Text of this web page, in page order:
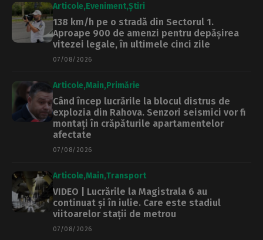
Articole Eveniment Știri
138 km/h pe o stradă din Sectorul 1.
Aproape 900 de amenzi pentru depășirea
vitezei legale, în ultimele cinci zile
07/08/2026
Articole Main Primărie
Când încep lucrările la blocul distrus de
explozia din Rahova. Senzori seismici vor fi
montați în crăpăturile apartamentelor
afectate
07/08/2026
Articole Main Transport
VIDEO | Lucrările la Magistrala 6 au
continuat și în iulie. Care este stadiul
viitoarelor stații de metrou
07/08/2026